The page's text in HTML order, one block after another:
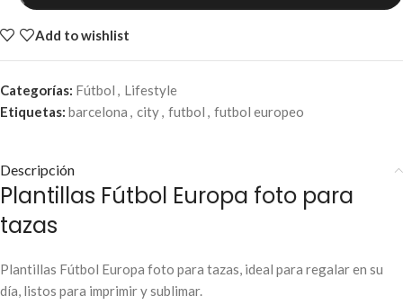
Add to wishlist
Categorías: Fútbol , Lifestyle
Etiquetas: barcelona , city, futbol , futbol europeo
Descripción
Plantillas Fútbol Europa foto para
tazas
Plantillas Fútbol Europa foto para tazas, ideal para regalar en su
día, listos para imprimir y sublimar.